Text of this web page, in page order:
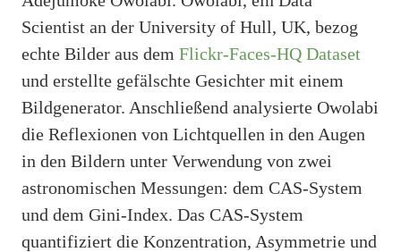
Scientist an der University of Hull, UK, bezog
echte Bilder aus dem Flickr-Faces-HQ Dataset
und erstellte gefälschte Gesichter mit einem
Bildgenerator. Anschließend analysierte Owolabi
die Reflexionen von Lichtquellen in den Augen
in den Bildern unter Verwendung von zwei
astronomischen Messungen: dem CAS-System
und dem Gini-Index. Das CAS-System
quantifiziert die Konzentration, Asymmetrie und